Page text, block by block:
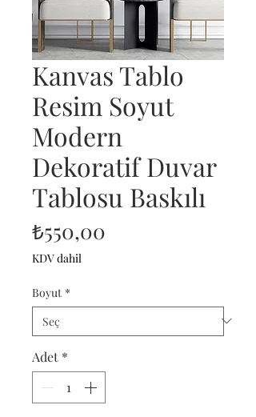
Kanvas Tablo
Resim Soyut
Modern
Dekoratif Duvar
Tablosu Baskılı
₺550,00
KDV dahil
Boyut *
Adet *